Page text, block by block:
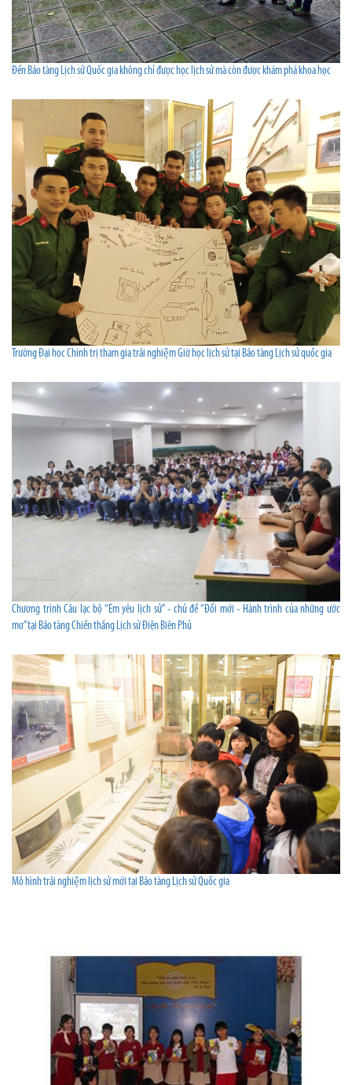
Đến Bảo tàng Lịch sử Quốc gia không chỉ được học lịch sử mà còn được khám phá khoa học
Trường Đại học Chính trị tham gia trải nghiệm Giờ học lịch sử tại Bảo tàng Lịch sử quốc gia
Chương trình Câu lạc bộ “Em yêu lịch sử” - chủ đề “Đổi mới - Hành trình của những ước
mơ”tại Bảo tàng Chiến thắng Lịch sử Điện Biên Phủ
Mô hình trải nghiệm lịch sử mới tại Bảo tàng Lịch sử Quốc gia